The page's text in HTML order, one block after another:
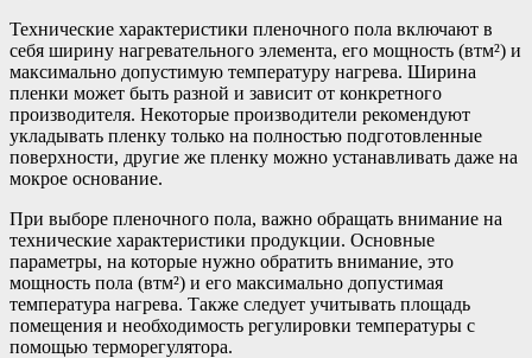
Технические характеристики пленочного пола включают в
себя ширину нагревательного элемента, его мощность (втм²) и
максимально допустимую температуру нагрева. Ширина
пленки может быть разной и зависит от конкретного
производителя. Некоторые производители рекомендуют
укладывать пленку только на полностью подготовленные
поверхности, другие же пленку можно устанавливать даже на
мокрое основание.
При выборе пленочного пола, важно обращать внимание на
технические характеристики продукции. Основные
параметры, на которые нужно обратить внимание, это
мощность пола (втм²) и его максимально допустимая
температура нагрева. Также следует учитывать площадь
помещения и необходимость регулировки температуры с
помощью терморегулятора.